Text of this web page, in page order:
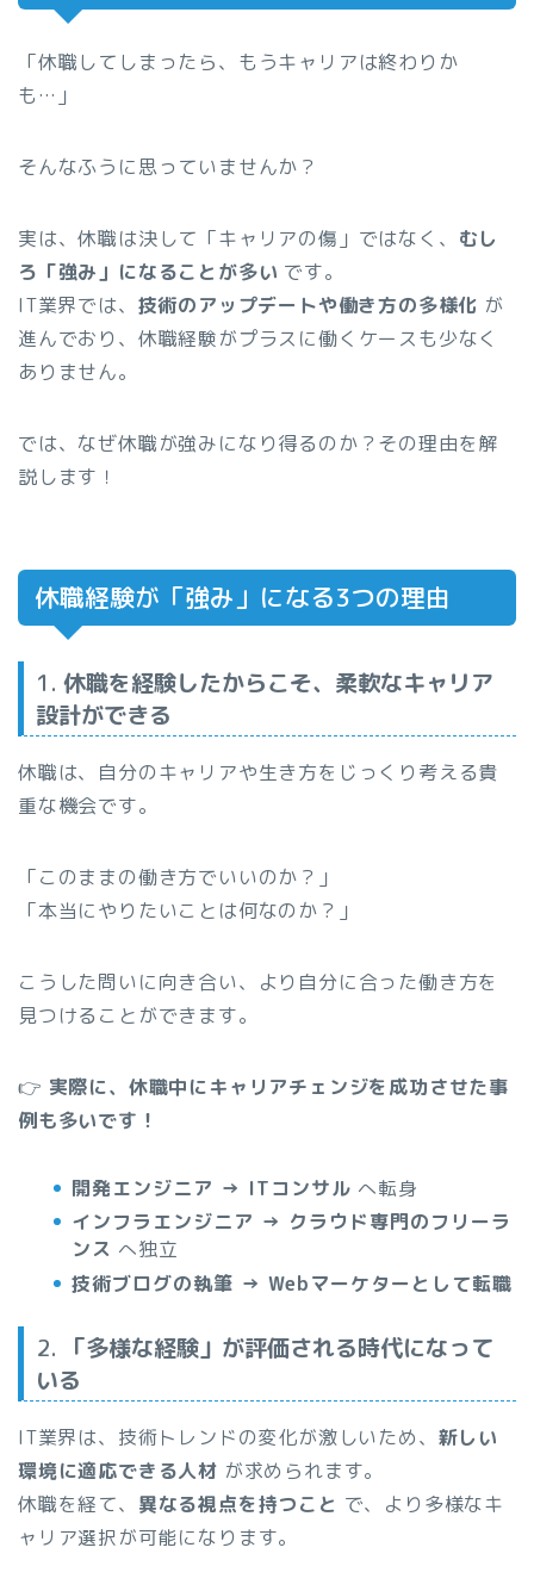
「休職してしまったら、もうキャリアは終わりか
も…」
そんなふうに思っていませんか？
実は、休職は決して「キャリアの傷」ではなく、 むし
ろ「強み」になることが多い です。
IT業界では、 技術のアップデートや働き方の多様化 が
進んでおり、休職経験がプラスに働くケースも少なく
ありません。
では、なぜ休職が強みになり得るのか？その理由を解
説します！
休職経験が「強み」になる3つの理由
1. 休職を経験したからこそ、柔軟なキャリア
設計ができる
休職は、自分のキャリアや生き方をじっくり考える貴
重な機会です。
「このままの働き方でいいのか？」
「本当にやりたいことは何なのか？」
こうした問いに向き合い、より自分に合った働き方を
見つけることができます。
👉 実際に、休職中にキャリアチェンジを成功させた事
例も多いです！
開発エンジニア → ITコンサル へ転身
インフラエンジニア → クラウド専門のフリーラ
ンス へ独立
技術ブログの執筆 → Webマーケターとして転職
2.
「多様な経験」が評価される時代になって
いる
IT業界は、技術トレンドの変化が激しいため、 新しい
環境に適応できる人材 が求められます。
休職を経て、 異なる視点を持つこと で、より多様なキ
ャリア選択が可能になります。